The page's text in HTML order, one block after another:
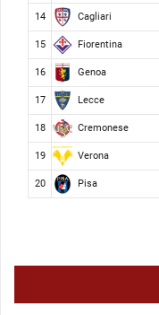
14 Cagliari
15 Fiorentina
16 Genoa
17 Lecce
18 Cremonese
19 Verona
20 Pisa